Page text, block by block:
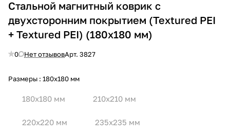
Стальной магнитный коврик с
двухсторонним покрытием (Textured PEI
+ Textured PEI) (180x180 мм)
0 Нет отзывовАрт. 3827
Размеры : 180x180 мм
180x180 мм 210x210 мм
220x220 мм 235x235 мм